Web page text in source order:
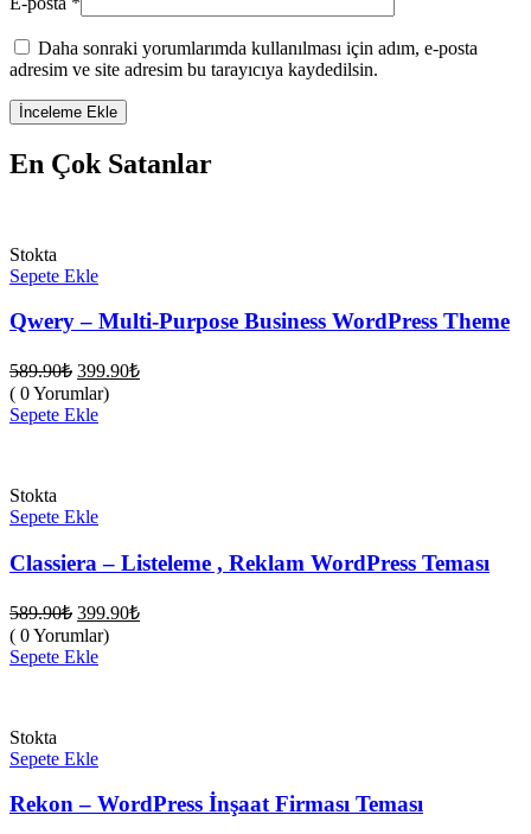
Daha sonraki yorumlarımda kullanılması için adım, e-posta
adresim ve site adresim bu tarayıcıya kaydedilsin.
En Çok Satanlar
Stokta
Sepete Ekle
Qwery – Multi-Purpose Business WordPress Theme
589.90₺ Orijinal
fiyat:
589.90₺.
399.90₺Şu
( 0 Yorumlar)
Sepete Ekle
Stokta
Sepete Ekle
Classiera – Listeleme , Reklam WordPress Teması
589.90₺ Orijinal
fiyat:
589.90₺.
399.90₺Şu
( 0 Yorumlar)
Sepete Ekle
Stokta
Sepete Ekle
Rekon – WordPress İnşaat Firması Teması